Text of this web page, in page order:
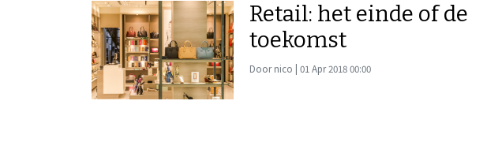
Retail: het einde of de
toekomst
Door nico | 01 Apr 2018 00:00